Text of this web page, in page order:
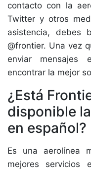
contacto con la
Twitter y otros
asistencia, debes
@frontier. Una vez
enviar mensajes
encontrar la mejor
¿Está
disponible
en español?
Es una aerolínea
mejores